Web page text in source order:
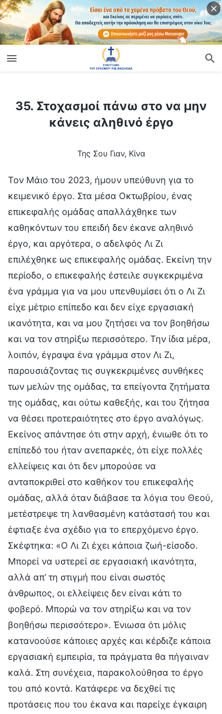
35. Στοχασμοί πάνω στο να μην κάνεις αληθινό έργο
35. Στοχασμοί πάνω στο να μην
κάνεις αληθινό έργο
Της Σου Γιαν, Κίνα
Τον Μάιο του 2023, ήμουν υπεύθυνη για το
κειμενικό έργο. Στα μέσα Οκτωβρίου, ένας
επικεφαλής ομάδας απαλλάχθηκε των
καθηκόντων του επειδή δεν έκανε αληθινό
έργο, και αργότερα, ο αδελφός Λι Ζι
επιλέχθηκε ως επικεφαλής ομάδας. Εκείνη την
περίοδο, ο επικεφαλής έστειλε συγκεκριμένα
ένα γράμμα για να μου υπενθυμίσει ότι ο Λι Ζι
είχε μέτριο επίπεδο και δεν είχε εργασιακή
ικανότητα, και να μου ζητήσει να τον βοηθήσω
και να τον στηρίξω περισσότερο. Την ίδια μέρα,
λοιπόν, έγραψα ένα γράμμα στον Λι Ζι,
παρουσιάζοντας τις συγκεκριμένες συνθήκες
των μελών της ομάδας, τα επείγοντα ζητήματα
της ομάδας, και ούτω καθεξής, και του ζήτησα
να θέσει προτεραιότητες στο έργο αναλόγως.
Εκείνος απάντησε ότι στην αρχή, ένιωθε ότι το
επίπεδό του ήταν ανεπαρκές, ότι είχε πολλές
ελλείψεις και ότι δεν μπορούσε να
ανταποκριθεί στο καθήκον του επικεφαλής
ομάδας, αλλά όταν διάβασε τα λόγια του Θεού,
μετέστρεψε τη λανθασμένη κατάστασή του και
έφτιαξε ένα σχέδιο για το επερχόμενο έργο.
Σκέφτηκα: «Ο Λι Ζι έχει κάποια ζωή-είσοδο.
Μπορεί να υστερεί σε εργασιακή ικανότητα,
αλλά απ’ τη στιγμή που είναι σωστός
άνθρωπος, οι ελλείψεις δεν είναι κάτι το
φοβερό. Μπορώ να τον στηρίξω και να τον
βοηθήσω περισσότερο». Ένιωσα ότι μόλις
κατανοούσε κάποιες αρχές και κέρδιζε κάποια
εργασιακή εμπειρία, τα πράγματα θα πήγαιναν
καλά. Στη συνέχεια, παρακολούθησα το έργο
του από κοντά. Κατάφερε να δεχθεί τις
προτάσεις που του έκανα και παρείχε έγκαιρη